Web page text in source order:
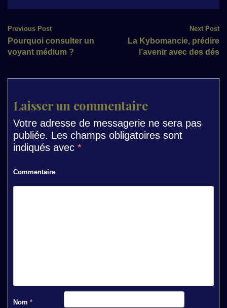
Post
navigation
Previous Post
Pourquoi consulter un
voyant médium ?
Next Post
La Kybomancie, prédire
l’avenir avec des dés
Laisser un commentaire
Votre adresse de messagerie ne sera pas
publiée. Les champs obligatoires sont
indiqués avec *
Commentaire
Nom *